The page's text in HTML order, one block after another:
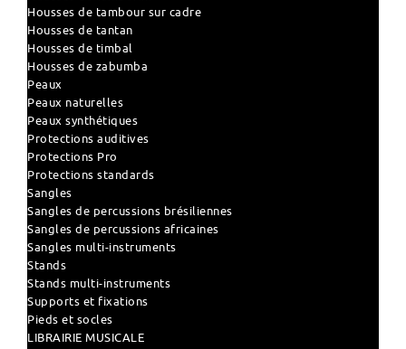
Housses de tambour sur cadre
Housses de tantan
Housses de timbal
Housses de zabumba
Peaux
Peaux naturelles
Peaux synthétiques
Protections auditives
Protections Pro
Protections standards
Sangles
Sangles de percussions brésiliennes
Sangles de percussions africaines
Sangles multi-instruments
Stands
Stands multi-instruments
Supports et fixations
Pieds et socles
LIBRAIRIE MUSICALE